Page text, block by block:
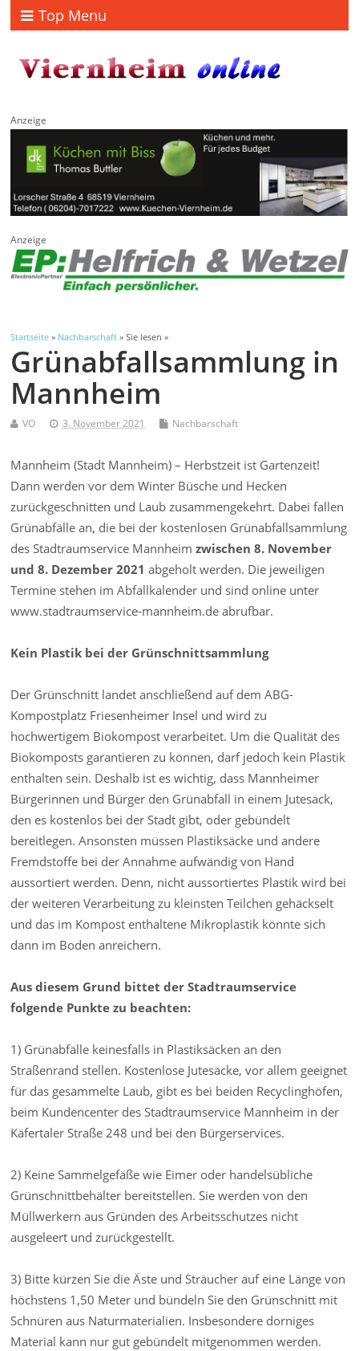
Top Menu
Anzeige
Anzeige
Startseite » Nachbarschaft » Sie lesen »
Grünabfallsammlung in
Mannheim
VO 3. November 2021 Nachbarschaft
Mannheim (Stadt Mannheim) – Herbstzeit ist Gartenzeit!
Dann werden vor dem Winter Büsche und Hecken
zurückgeschnitten und Laub zusammengekehrt. Dabei fallen
Grünabfälle an, die bei der kostenlosen Grünabfallsammlung
des Stadtraumservice Mannheimzwischen 8. November
und 8. Dezember 2021abgeholt werden. Die jeweiligen
Termine stehen im Abfallkalender und sind online unter
www.stadtraumservice-mannheim.de abrufbar.
Kein Plastik bei der Grünschnittsammlung
Der Grünschnitt landet anschließend auf dem ABG-
Kompostplatz Friesenheimer Insel und wird zu
hochwertigem Biokompost verarbeitet. Um die Qualität des
Biokomposts garantieren zu können, darf jedoch kein Plastik
enthalten sein. Deshalb ist es wichtig, dass Mannheimer
Bürgerinnen und Bürger den Grünabfall in einem Jutesack,
den es kostenlos bei der Stadt gibt, oder gebündelt
bereitlegen. Ansonsten müssen Plastiksäcke und andere
Fremdstoffe bei der Annahme aufwändig von Hand
aussortiert werden. Denn, nicht aussortiertes Plastik wird bei
der weiteren Verarbeitung zu kleinsten Teilchen gehäckselt
und das im Kompost enthaltene Mikroplastik könnte sich
dann im Boden anreichern.
Aus diesem Grund bittet der Stadtraumservice
folgende Punkte zu beachten:
1) Grünabfälle keinesfalls in Plastiksäcken an den
Straßenrand stellen. Kostenlose Jutesäcke, vor allem geeignet
für das gesammelte Laub, gibt es bei beiden Recyclinghöfen,
beim Kundencenter des Stadtraumservice Mannheim in der
Käfertaler Straße 248 und bei den Bürgerservices.
2) Keine Sammelgefäße wie Eimer oder handelsübliche
Grünschnittbehälter bereitstellen. Sie werden von den
Müllwerkern aus Gründen des Arbeitsschutzes nicht
ausgeleert und zurückgestellt.
3) Bitte kürzen Sie die Äste und Sträucher auf eine Länge von
höchstens 1,50 Meter und bündeln Sie den Grünschnitt mit
Schnüren aus Naturmaterialien. Insbesondere dorniges
Material kann nur gut gebündelt mitgenommen werden.